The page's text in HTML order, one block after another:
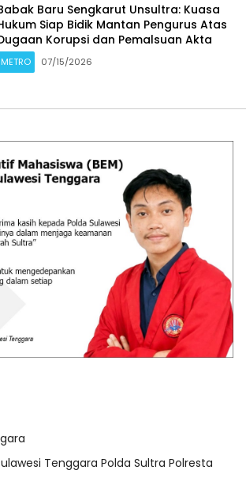
Baru Sengkarut Unsultra: Kuasa
Siap Bidik Mantan Pengurus Atas
Korupsi dan Pemalsuan Akta
METRO 07/15/2026
Tenggara Polda Sultra Polresta